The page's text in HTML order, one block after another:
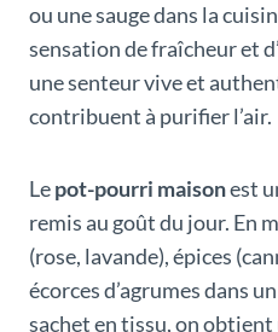
ou une sauge dans la
sensation de fraîcheur et
une senteur vive et
contribuent à purifier l’air.
Lepot-pourri maisonest
remis au goût du jour. En
(rose, lavande), épices
écorces d’agrumes dans
sachet en tissu, on